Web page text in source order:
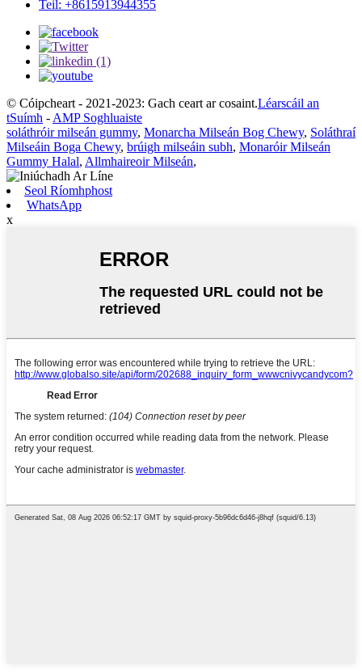
Teil: +8615913944355
© Cóipcheart - 2021-2023: Gach ceart ar cosaint.Léarscáil an
tSuímh - AMP Soghluaiste
soláthróir milseán gummy, Monarcha Milseán Bog Chewy, Soláthraí
Milseáin Boga Chewy, brúigh milseáin subh, Monaróir Milseán
Gummy Halal, Allmhaireoir Milseán,
Seol Ríomhphost
WhatsApp
x